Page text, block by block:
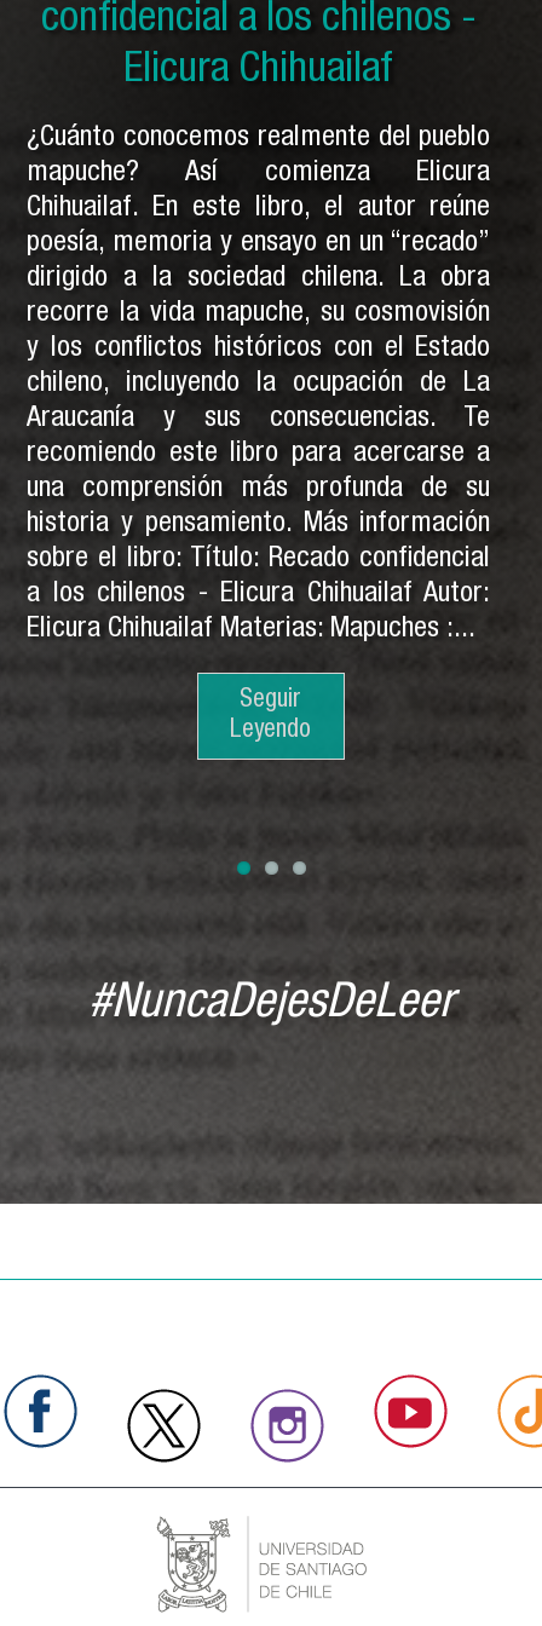
confidencial a los chilenos -
Elicura Chihuailaf
¿Cuánto conocemos realmente del pueblo
mapuche? Así comienza Elicura
Chihuailaf. En este libro, el autor reúne
poesía, memoria y ensayo en un “recado”
dirigido a la sociedad chilena. La obra
recorre la vida mapuche, su cosmovisión
y los conflictos históricos con el Estado
chileno, incluyendo la ocupación de La
Araucanía y sus consecuencias. Te
recomiendo este libro para acercarse a
una comprensión más profunda de su
historia y pensamiento. Más información
sobre el libro: Título: Recado confidencial
a los chilenos - Elicura Chihuailaf Autor:
Elicura Chihuailaf Materias: Mapuches :...
Seguir
Leyendo
y otras crónicas mapuches -
Pedro Cayuqueo
Seguir
Leyendo
mapuche - Pedro Cayuqueo
Seguir
Leyendo
#NuncaDejesDeLeer